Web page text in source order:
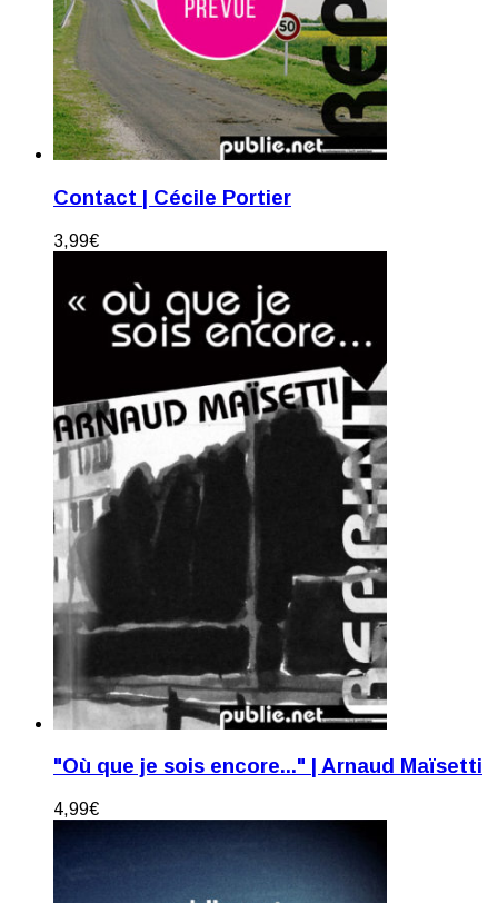
Contact | Cécile Portier
3,99€
"Où que je sois encore..." | Arnaud Maïsetti
4,99€